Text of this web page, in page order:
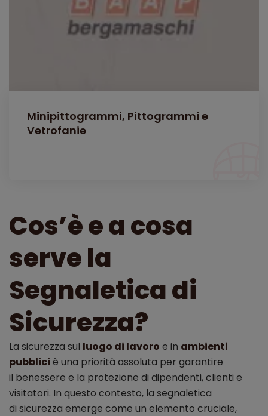
Minipittogrammi, Pittogrammi e
Vetrofanie
Cos’è e a cosa
serve la
Segnaletica di
Sicurezza?
La sicurezza sul luogo di lavoro e in ambienti
pubblici è una priorità assoluta per garantire
il benessere e la protezione di dipendenti, clienti e
visitatori. In questo contesto, la segnaletica
di sicurezza emerge come un elemento cruciale,